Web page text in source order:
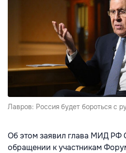
Лавров: Россия будет бороться с
Об этом заявил глава МИД РФ
обращении к участникам